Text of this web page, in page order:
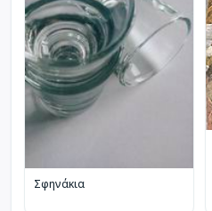
Σφηνάκια